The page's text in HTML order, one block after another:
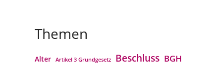
Themen
Alter Artikel 3 Grundgesetz Beschluss BGH